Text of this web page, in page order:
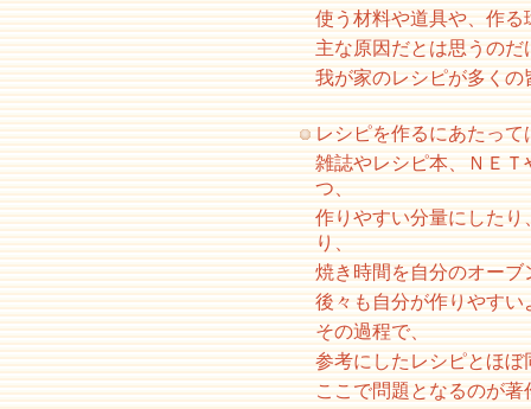
使う材料や道具や、作
主な原因だとは思うのだ
我が家のレシピが多く
レシピを作るにあたって
雑誌やレシピ本、ＮＥ
つ、
作りやすい分量にした
り、
焼き時間を自分のオー
後々も自分が作りやす
その過程で、
参考にしたレシピとほ
ここで問題となるのが著